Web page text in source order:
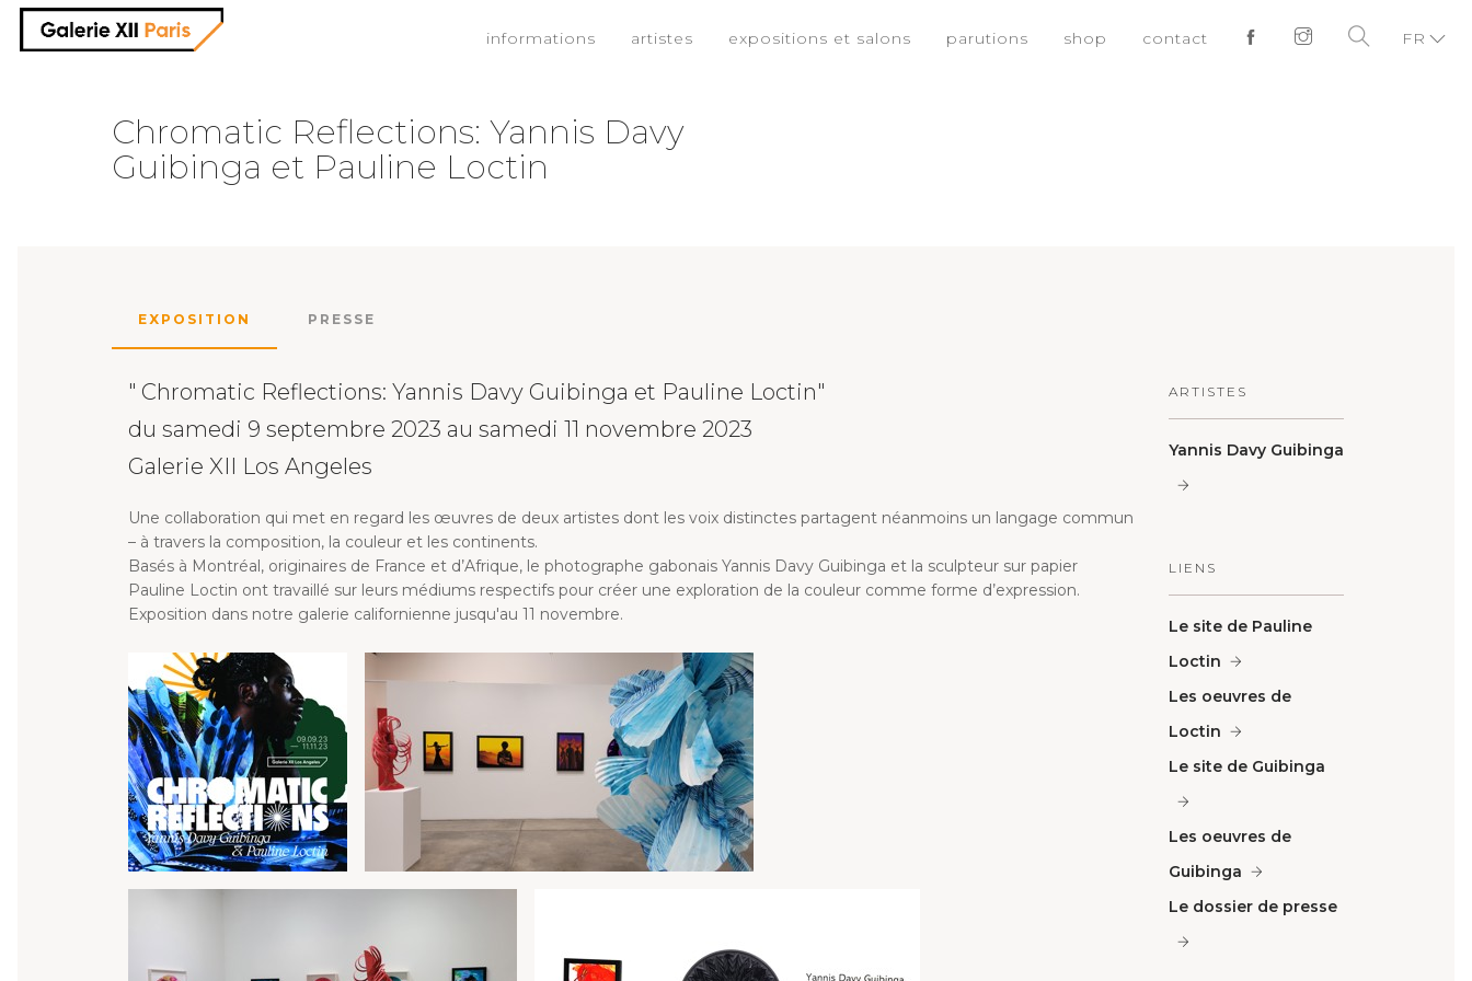
informations artistes expositions et salons parutions shop contact FR
Chromatic Reflections: Yannis Davy
Guibinga et Pauline Loctin
EXPOSITION PRESSE
" Chromatic Reflections: Yannis Davy Guibinga et Pauline Loctin"
du samedi 9 septembre 2023 au samedi 11 novembre 2023
Galerie XII Los Angeles
Une collaboration qui met en regard les œuvres de deux artistes dont les voix distinctes partagent néanmoins un langage commun
– à travers la composition, la couleur et les continents.
Basés à Montréal, originaires de France et d’Afrique, le photographe gabonais Yannis Davy Guibinga et la sculpteur sur papier
Pauline Loctin ont travaillé sur leurs médiums respectifs pour créer une exploration de la couleur comme forme d’expression.
Exposition dans notre galerie californienne jusqu'au 11 novembre.
ARTISTES
Yannis Davy Guibinga
LIENS
Le site de Pauline
Loctin
Les oeuvres de
Loctin
Le site de Guibinga
Les oeuvres de
Guibinga
Le dossier de presse